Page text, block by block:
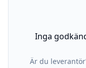
Inga
Är du